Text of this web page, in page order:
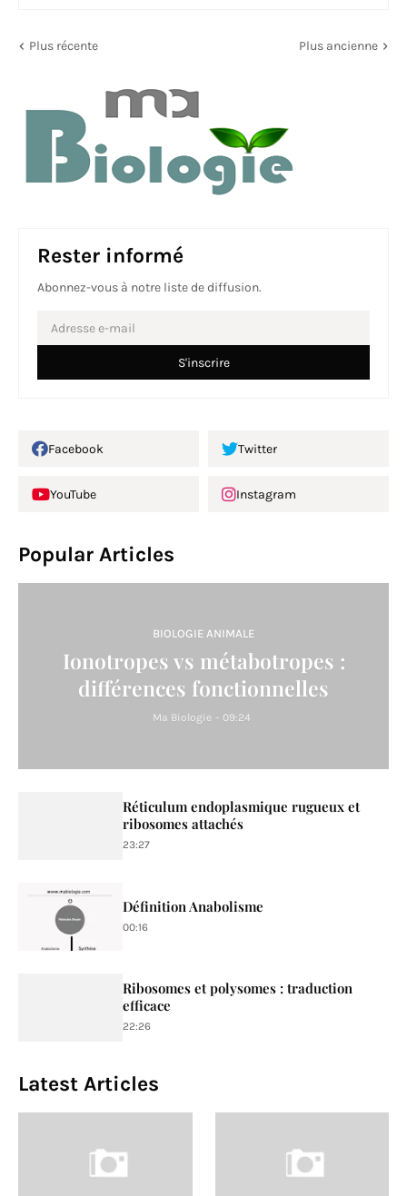
Plus récente Plus ancienne
Rester informé
Abonnez-vous à notre liste de diffusion.
Facebook Twitter
YouTube Instagram
Popular Articles
BIOLOGIE ANIMALE
Ionotropes vs métabotropes :
différences fonctionnelles
Ma Biologie - 09:24
Réticulum endoplasmique rugueux et
ribosomes attachés
23:27
Définition Anabolisme
00:16
Ribosomes et polysomes : traduction
efficace
22:26
Latest Articles